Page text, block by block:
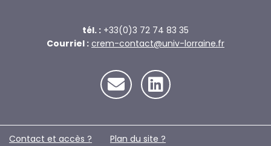
tél. : +33(0)3 72 74 83 35
Courriel : crem-contact@univ-lorraine.fr
Contact et accès ? Plan du site ?️